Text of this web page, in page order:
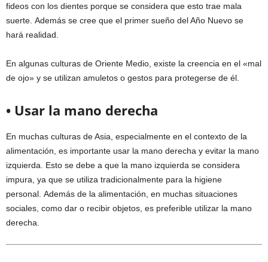
fideos con los dientes porque se considera que esto trae mala
suerte. Además se cree que el primer sueño del Año Nuevo se
hará realidad.
En algunas culturas de Oriente Medio, existe la creencia en el «mal
de ojo» y se utilizan amuletos o gestos para protegerse de él.
• Usar la mano derecha
En muchas culturas de Asia, especialmente en el contexto de la
alimentación, es importante usar la mano derecha y evitar la mano
izquierda. Esto se debe a que la mano izquierda se considera
impura, ya que se utiliza tradicionalmente para la higiene
personal. Además de la alimentación, en muchas situaciones
sociales, como dar o recibir objetos, es preferible utilizar la mano
derecha.